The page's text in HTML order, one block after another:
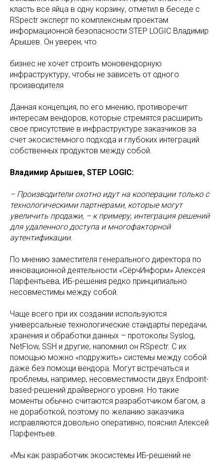
класть все яйца в одну корзину, отметил в беседе с
RSpectr эксперт по комплексным проектам
информационной безопасности STEP LOGIC Владимир
Арышев. Он уверен, что
бизнес не хочет строить моновендорную
инфраструктуру, чтобы не зависеть от одного
производителя
Данная концепция, по его мнению, противоречит
интересам вендоров, которые стремятся расширить
свое присутствие в инфраструктуре заказчиков за
счет экосистемного подхода и глубоких интеграций
собственных продуктов между собой.
Владимир Арышев, STEP LOGIC:
– Производители охотно идут на кооперации только с
технологическими партнерами, которые могут
увеличить продажи, – к примеру, интеграция решений
для удаленного доступа и многофакторной
аутентификации.
По мнению заместителя генерального директора по
инновационной деятельности «СёрчИнформ» Алексея
Парфентьева, ИБ-решения редко принципиально
несовместимы между собой.
Чаще всего при их создании используются
универсальные технологические стандарты передачи,
хранения и обработки данных – протоколы Syslog,
NetFlow, SSH и другие, напомнил он RSpectr. С их
помощью можно «подружить» системы между собой
даже без помощи вендора. Могут встречаться и
проблемы, например, несовместимости двух Еndpoint-
based-решений драйверного уровня. Но такие
моменты обычно считаются разработчиком багом, а
не доработкой, поэтому по желанию заказчика
исправляются довольно оперативно, пояснил Алексей
Парфентьев.
«Мы как разработчик экосистемы ИБ-решений не